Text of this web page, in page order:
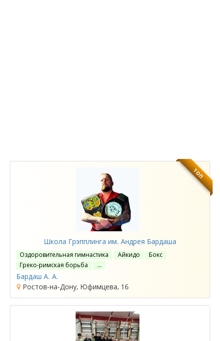
ТОП
Школа Грэпплинга им. Андрея Бардаша
Оздоровительная гимнастика Айкидо
Бокс
Греко-римская борьба
…
Бардаш А. А.
Ростов-на-Дону, Юфимцева, 16